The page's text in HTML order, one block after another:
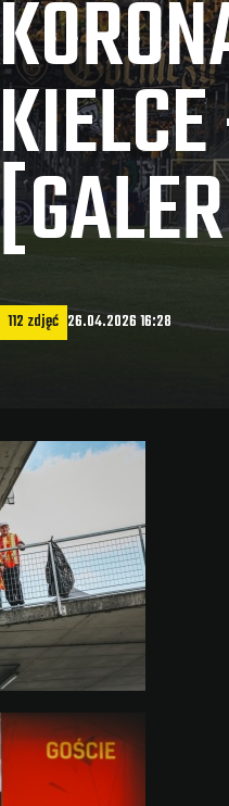
112 zdjęć 26.04.2026 16:28